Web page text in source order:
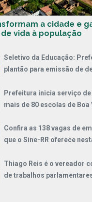
a cidade e
vida à população
Seletivo da Educação:
plantão para emissão de
Prefeitura inicia serviço
mais de 80 escolas de Boa
Confira as 138 vagas de
que o Sine-RR oferece
Thiago Reis é o vereador
de trabalhos